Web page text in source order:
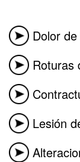
Dolor
Roturas
Lesión